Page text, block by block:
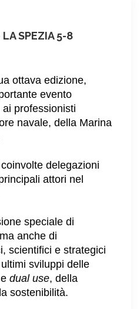
SPEZIA 5-8
ottava edizione,
evento
professionisti
navale, della Marina
delegazioni
attori nel
speciale di
anche di
scientifici e strategici
sviluppi delle
dual use, della
sostenibilità.